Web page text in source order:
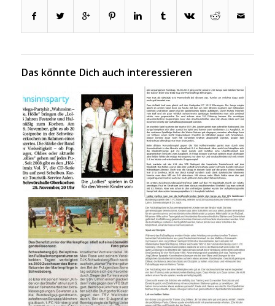
Das könnte Dich auch interessieren